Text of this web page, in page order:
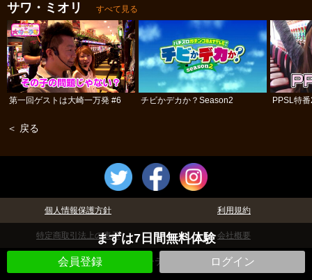
まずは7日間無料体験
会員登録 ログイン
サワ・ミオリ すべて見る
第一回ゲストは大崎一万発 #6 チビかデカか？Season2 PPSL特
＜ 戻る
個人情報保護方針 利用規約
特定商取引法上の表示 会社概要
©パチテレ！